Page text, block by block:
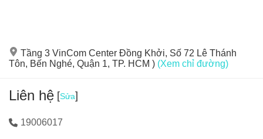
Tầng 3 VinCom Center Đồng Khởi, Số 72 Lê Thánh
Tôn, Bến Nghé, Quận 1, TP. HCM ) (Xem chỉ đường)
Liên hệ [Sửa]
19006017